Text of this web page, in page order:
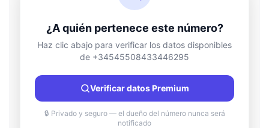
Información de ubicación
País
Desconocido
Ciudad
Desconocido
Región
Desconocido
¿A quién pertenece este número?
Haz clic abajo para verificar los datos disponibles
de +34545508433446295
Verificar datos Premium
🔒 Privado y seguro — el dueño del número nunca será
notificado